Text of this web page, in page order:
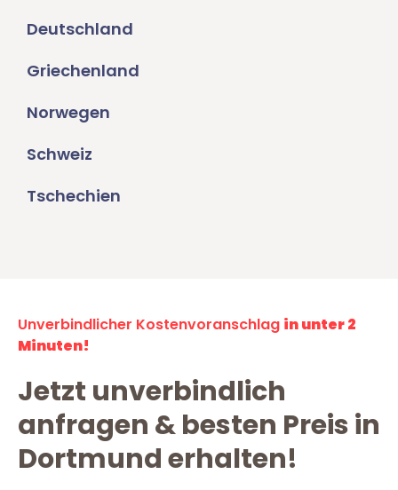
Deutschland
Griechenland
Norwegen
Schweiz
Tschechien
Unverbindlicher Kostenvoranschlag in unter 2
Minuten!
Jetzt unverbindlich
anfragen & besten Preis in
Dortmund erhalten!